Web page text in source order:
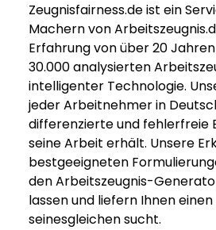
Zeugnisfairness.de ist ein
Machern von
Erfahrung von über 20
30.000 analysierten
intelligenter Technologie.
jeder Arbeitnehmer in
differenzierte und fehlerfreie
seine Arbeit erhält. Unsere
bestgeeigneten
den Arbeitszeugnis-
lassen und liefern Ihnen
seinesgleichen sucht.